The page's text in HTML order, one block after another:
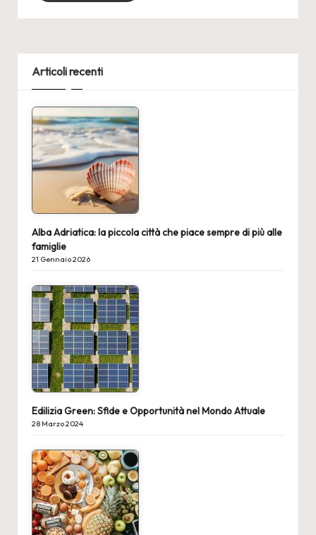
Articoli recenti
Alba Adriatica: la piccola città che piace sempre di più alle
famiglie
21 Gennaio 2026
Edilizia Green: Sfide e Opportunità nel Mondo Attuale
28 Marzo 2024